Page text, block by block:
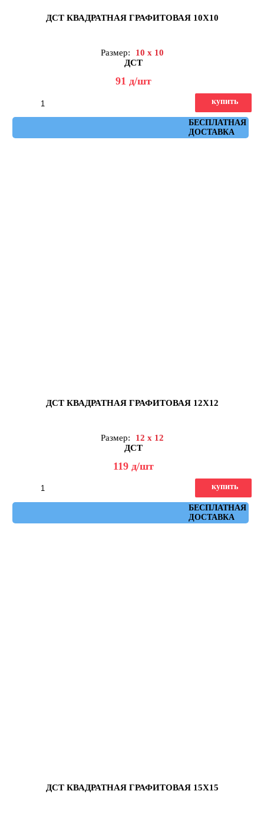
ДСТ КВАДРАТНАЯ ГРАФИТОВАЯ 10Х10
Размер:
10 x 10
ДСТ
91 д/шт
БЕСПЛАТНАЯ
ДОСТАВКА
купить
ДСТ КВАДРАТНАЯ ГРАФИТОВАЯ 12Х12
Размер:
12 x 12
ДСТ
119 д/шт
БЕСПЛАТНАЯ
ДОСТАВКА
купить
ДСТ КВАДРАТНАЯ ГРАФИТОВАЯ 15Х15